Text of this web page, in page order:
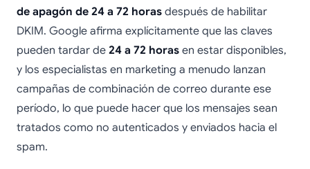
de apagón de 24 a 72 horas después de habilitar
DKIM. Google afirma explícitamente que las claves
pueden tardar de 24 a 72 horas en estar disponibles,
y los especialistas en marketing a menudo lanzan
campañas de combinación de correo durante ese
período, lo que puede hacer que los mensajes sean
tratados como no autenticados y enviados hacia el
spam.